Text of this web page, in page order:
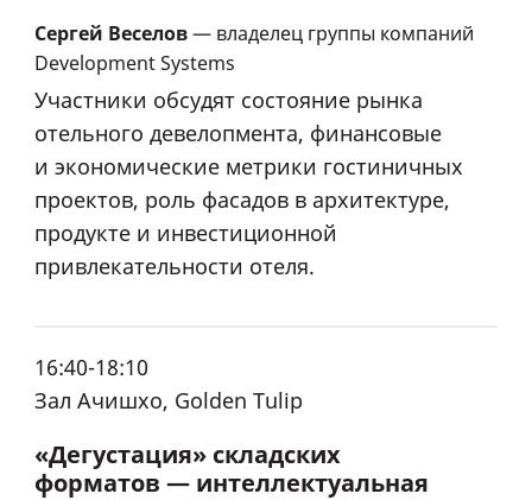
Сергей Веселов— владелец группы компаний
Development Systems
Участники обсудят состояние рынка
отельного девелопмента, финансовые
и экономические метрики гостиничных
проектов, роль фасадов в архитектуре,
продукте и инвестиционной
привлекательности отеля.
16:40-18:10
Зал Ачишхо, Golden Tulip
«Дегустация» складских
форматов — интеллектуальная